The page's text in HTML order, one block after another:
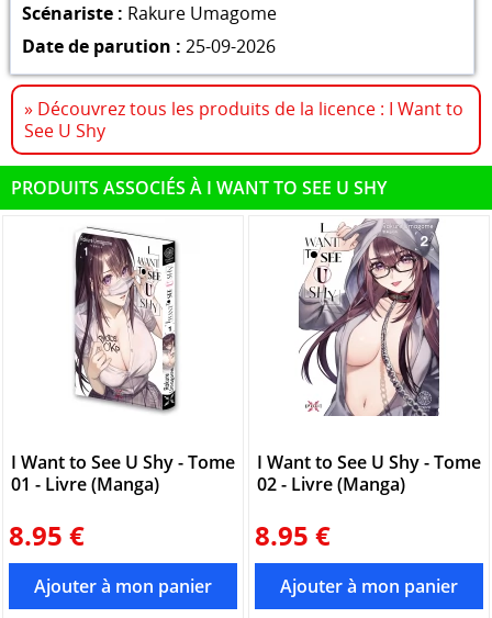
Scénariste : Rakure Umagome
Date de parution : 25-09-2026
» Découvrez tous les produits de la licence : I Want to
See U Shy
PRODUITS ASSOCIÉS À I WANT TO SEE U SHY
I Want to See U Shy - Tome
01 - Livre (Manga)
8.95 €
I Want to See U Shy - Tome
02 - Livre (Manga)
8.95 €